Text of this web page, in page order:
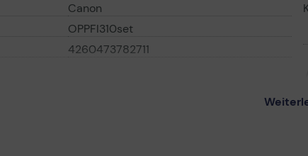
Canon
OPPFI310set
4260473782711